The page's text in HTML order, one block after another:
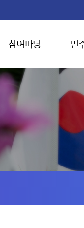
참여마당 민